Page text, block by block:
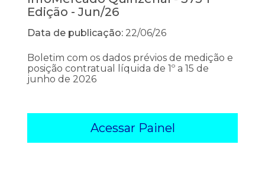
Edição - Jun/26
Data de publicação: 22/06/26
Boletim com os dados prévios de medição e
posição contratual líquida de 1º a 15 de
junho de 2026
Acessar Painel